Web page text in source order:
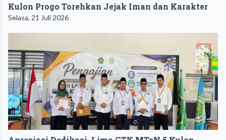
Kulon Progo Torehkan Jejak Iman dan Karakter
Selasa, 21 Juli 2026